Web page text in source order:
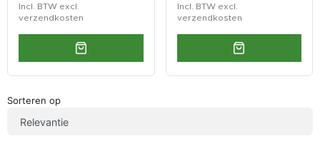
Incl. BTW excl.
verzendkosten
Incl. BTW excl.
verzendkosten
Sorteren op